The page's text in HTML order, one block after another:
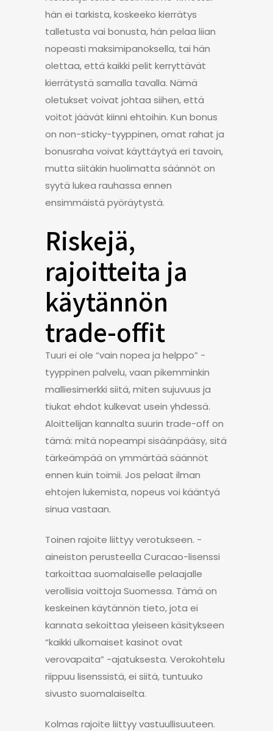
hän ei tarkista, koskeeko kierrätys
talletusta vai bonusta, hän pelaa liian
nopeasti maksimipanoksella, tai hän
olettaa, että kaikki pelit kerryttävät
kierrätystä samalla tavalla. Nämä
oletukset voivat johtaa siihen, että
voitot jäävät kiinni ehtoihin. Kun bonus
on non-sticky-tyyppinen, omat rahat ja
bonusraha voivat käyttäytyä eri tavoin,
mutta siitäkin huolimatta säännöt on
syytä lukea rauhassa ennen
ensimmäistä pyöräytystä.
Riskejä,
rajoitteita ja
käytännön
trade-offit
Tuuri ei ole “vain nopea ja helppo” -
tyyppinen palvelu, vaan pikemminkin
malliesimerkki siitä, miten sujuvuus ja
tiukat ehdot kulkevat usein yhdessä.
Aloittelijan kannalta suurin trade-off on
tämä: mitä nopeampi sisäänpääsy, sitä
tärkeämpää on ymmärtää säännöt
ennen kuin toimii. Jos pelaat ilman
ehtojen lukemista, nopeus voi kääntyä
sinua vastaan.
Toinen rajoite liittyy verotukseen. -
aineiston perusteella Curacao-lisenssi
tarkoittaa suomalaiselle pelaajalle
verollisia voittoja Suomessa. Tämä on
keskeinen käytännön tieto, jota ei
kannata sekoittaa yleiseen käsitykseen
“kaikki ulkomaiset kasinot ovat
verovapaita” -ajatuksesta. Verokohtelu
riippuu lisenssistä, ei siitä, tuntuuko
sivusto suomalaiselta.
Kolmas rajoite liittyy vastuullisuuteen.